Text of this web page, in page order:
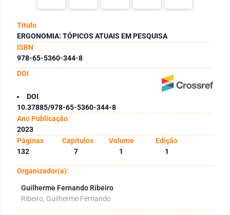
Título
ERGONOMIA: TÓPICOS ATUAIS EM PESQUISA
ISBN
978-65-5360-344-8
DOI
DOI
10.37885/978-65-5360-344-8
Ano Publicação
2023
Páginas
Capítulos Volume
Edição
132
7 1 1
Organizador(a):
Guilherme Fernando Ribeiro
Ribeiro, Guilherme Fernando